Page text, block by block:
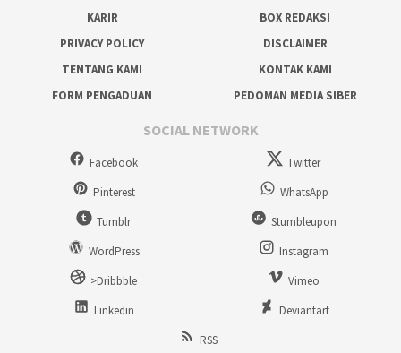
KARIR
BOX REDAKSI
PRIVACY POLICY
DISCLAIMER
TENTANG KAMI
KONTAK KAMI
FORM PENGADUAN
PEDOMAN MEDIA SIBER
SOCIAL NETWORK
Facebook
Twitter
Pinterest
WhatsApp
Tumblr
Stumbleupon
WordPress
Instagram
>Dribbble
Vimeo
Linkedin
Deviantart
RSS